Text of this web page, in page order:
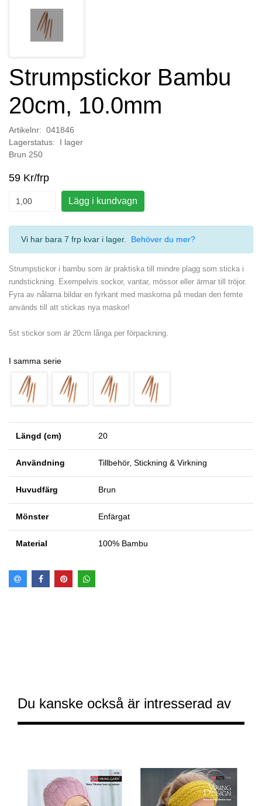
Strumpstickor Bambu
20cm, 10.0mm
Artikelnr: 041846
Lagerstatus: I lager
Brun 250
59 Kr/frp
Lägg i kundvagn
Vi har bara 7 frp kvar i lager. Behöver du mer?
Strumpstickor i bambu som är praktiska till mindre plagg som sticka i
rundstickning. Exempelvis sockor, vantar, mössor eller ärmar till tröjor.
Fyra av nålarna bildar en fyrkant med maskorna på medan den femte
används till att stickas nya maskor!
5st stickor som är 20cm långa per förpackning.
I samma serie
Längd (cm) 20
Användning Tillbehör, Stickning & Virkning
Huvudfärg Brun
Mönster Enfärgat
Material 100% Bambu
Du kanske också är intresserad av